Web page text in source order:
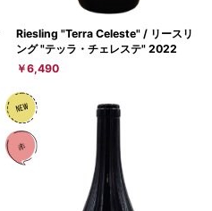
Riesling "Terra Celeste" / リースリ
ング "テッラ・チェレステ" 2022
￥6,490